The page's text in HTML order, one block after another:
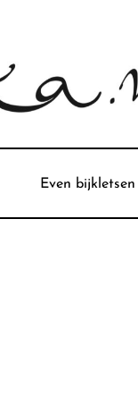
Even bijkletsen